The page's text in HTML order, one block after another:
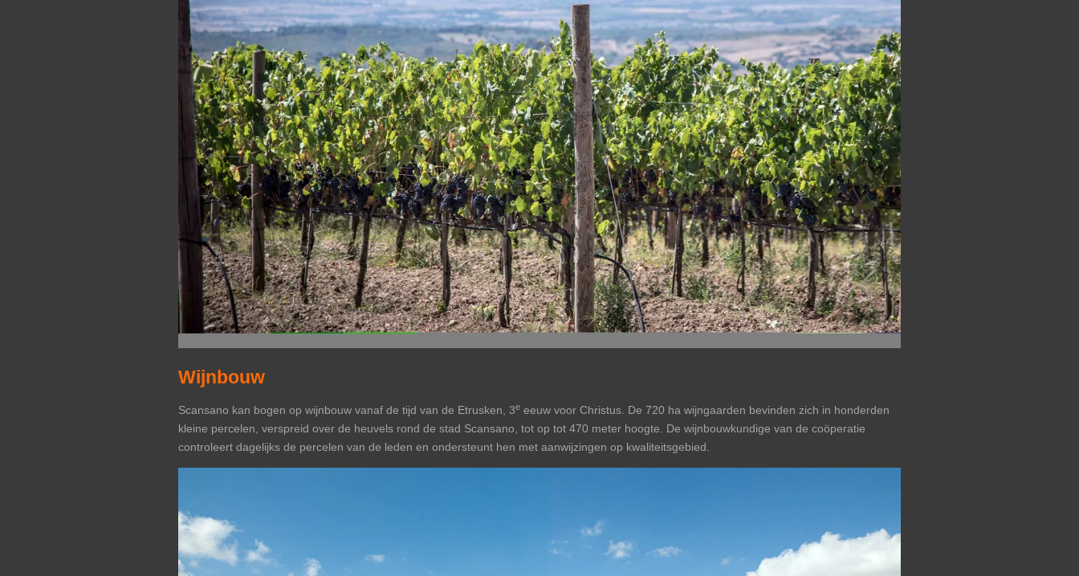
Wijnbouw
Scansano kan bogen op wijnbouw vanaf de tijd van de Etrusken, 3e eeuw voor Christus. De 720 ha wijngaarden bevinden zich in honderden
kleine percelen, verspreid over de heuvels rond de stad Scansano, tot op tot 470 meter hoogte. De wijnbouwkundige van de coöperatie
controleert dagelijks de percelen van de leden en ondersteunt hen met aanwijzingen op kwaliteitsgebied.